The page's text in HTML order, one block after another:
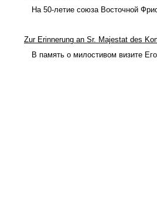
На 50-летие союза Восточной
Zur Erinnerung an Sr. Majestat des
В память о милостивом визите